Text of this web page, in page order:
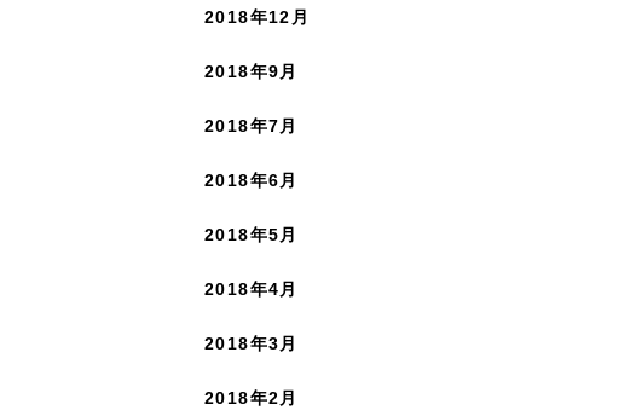
2018年12月
2018年9月
2018年7月
2018年6月
2018年5月
2018年4月
2018年3月
2018年2月